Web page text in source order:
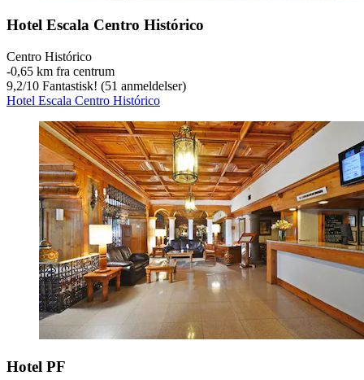
Hotel Escala Centro Histórico
Centro Histórico
‐0,65 km fra centrum
9,2/10 Fantastisk! (51 anmeldelser)
Hotel Escala Centro Histórico
Hotel PF